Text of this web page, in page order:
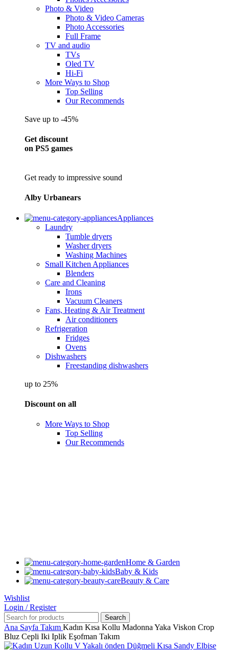
Photo & Video
Photo & Video Cameras
Photo Accessories
Full Frame
TV and audio
TVs
Oled TV
Hi-Fi
More Ways to Shop
Top Selling
Our Recommends
Save up to -45%
Get discount
on PS5 games
Get ready to impressive sound
Alby Urbanears
Appliances
Laundry
Tumble dryers
Washer dryers
Washing Machines
Small Kitchen Appliances
Blenders
Care and Cleaning
Irons
Vacuum Cleaners
Fans, Heating & Air Treatment
Air conditioners
Refrigeration
Fridges
Ovens
Dishwashers
Freestanding dishwashers
up to 25%
Discount on all
More Ways to Shop
Top Selling
Our Recommends
Home & Garden
Baby & Kids
Beauty & Care
Wishlist
Login / Register
Search
Ana Sayfa Takım Kadın Kısa Kollu Madonna Yaka Viskon Crop
Bluz Cepli Iki Iplik Eşofman Takım